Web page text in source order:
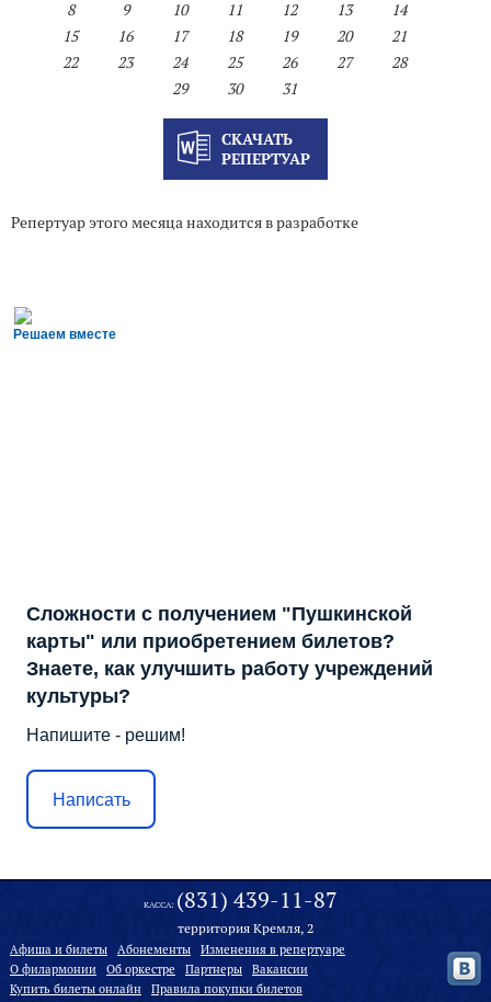
8
9 10 11 12 13
14
15
16 17 18 19 20
21
22
23 24 25 26 27
28
29
30 31
СКАЧАТЬ
РЕПЕРТУАР
Репертуар этого месяца находится в разработке
Решаем вместе
Сложности с получением "Пушкинской
карты" или приобретением билетов?
Знаете, как улучшить работу учреждений
культуры?
Напишите - решим!
Написать
КАССА: (831) 439-11-87
территория Кремля, 2
Афиша и билеты Абонементы
Изменения в репертуаре
О филармонии
Oб оркестре Партнеры
Вакансии
Купить билеты онлайн
Правила покупки билетов